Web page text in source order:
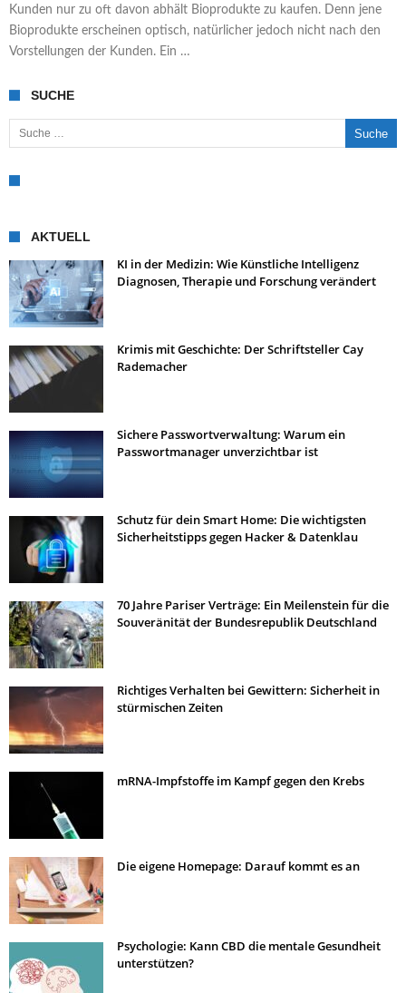
Kunden nur zu oft davon abhält Bioprodukte zu kaufen. Denn jene
Bioprodukte erscheinen optisch, natürlicher jedoch nicht nach den
Vorstellungen der Kunden. Ein …
SUCHE
Suche nach:
AKTUELL
KI in der Medizin: Wie Künstliche Intelligenz
Diagnosen, Therapie und Forschung verändert
Krimis mit Geschichte: Der Schriftsteller Cay
Rademacher
Sichere Passwortverwaltung: Warum ein
Passwortmanager unverzichtbar ist
Schutz für dein Smart Home: Die wichtigsten
Sicherheitstipps gegen Hacker & Datenklau
70 Jahre Pariser Verträge: Ein Meilenstein für die
Souveränität der Bundesrepublik Deutschland
Richtiges Verhalten bei Gewittern: Sicherheit in
stürmischen Zeiten
mRNA-Impfstoffe im Kampf gegen den Krebs
Die eigene Homepage: Darauf kommt es an
Psychologie: Kann CBD die mentale Gesundheit
unterstützen?